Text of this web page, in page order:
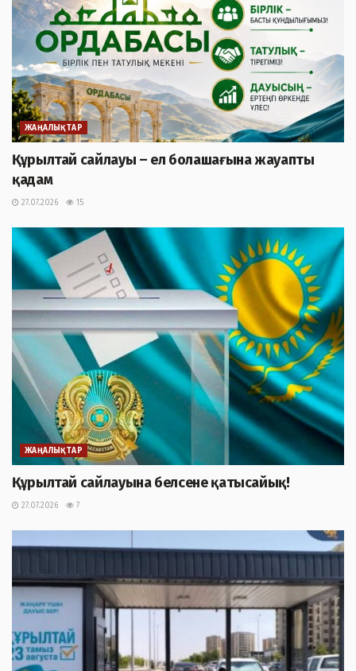
ЖАҢАЛЫҚТАР
Құрылтай сайлауы – ел болашағына жауапты
қадам
27.07.2026 15
ЖАҢАЛЫҚТАР
Құрылтай сайлауына белсене қатысайық!
27.07.2026 7